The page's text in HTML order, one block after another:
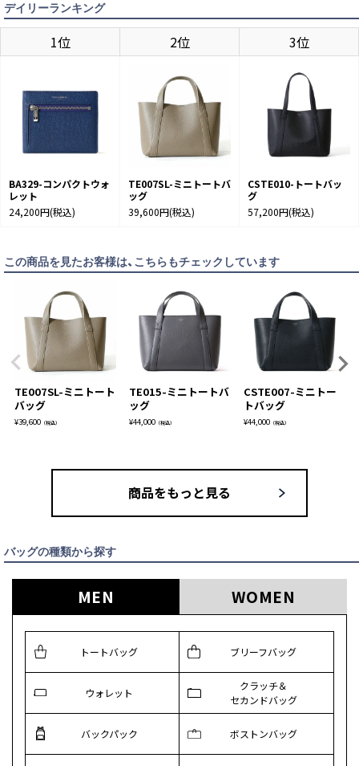
CHARCOAL GRAY カートに入れる
NAVY カートに入れる
デイリーランキング
1位 2位 3位
BA329-コンパクトウォ
レット
24,200円(税込)
TE007SL-ミニトートバ
ッグ
39,600円(税込)
CSTE010-トートバッ
グ
57,200円(税込)
この商品を見たお客様は、こちらもチェックしています
TE007SL-ミニトート
バッグ
¥39,600 （税込）
TE015-ミニトートバ
ッグ
¥44,000 （税込）
CSTE007-ミニトー
トバッグ
¥44,000 （税込）
商品をもっと見る
バッグの種類から探す
MEN WOMEN
トートバッグ ブリーフバッグ
ウォレット
クラッチ＆
セカンドバッグ
バックパック ボストンバッグ